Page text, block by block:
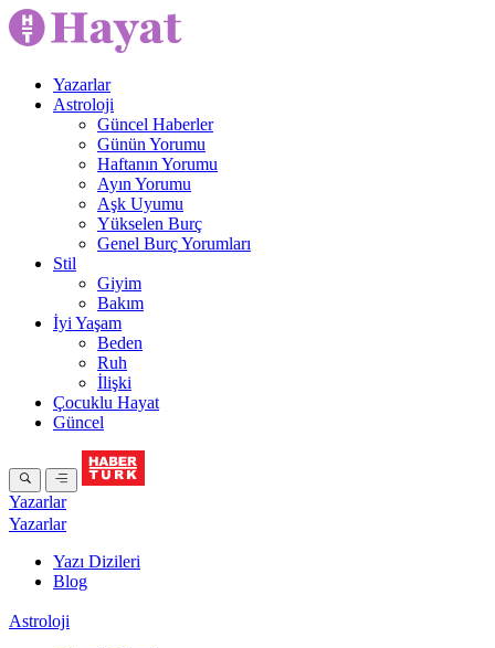
Yazarlar
Astroloji
Güncel Haberler
Günün Yorumu
Haftanın Yorumu
Ayın Yorumu
Aşk Uyumu
Yükselen Burç
Genel Burç Yorumları
Stil
Giyim
Bakım
İyi Yaşam
Beden
Ruh
İlişki
Çocuklu Hayat
Güncel
Yazarlar
Yazarlar
Yazı Dizileri
Blog
Astroloji